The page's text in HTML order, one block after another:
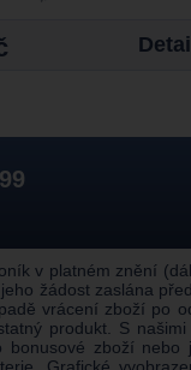
Detail
v platném znění
žádost zaslána
vrácení zboží po
produkt. S
zboží